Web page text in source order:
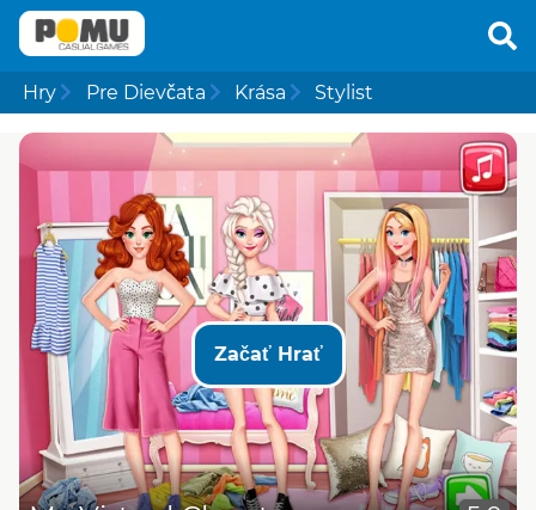
Hry Pre Dievčata Krása Stylist
Začať Hrať